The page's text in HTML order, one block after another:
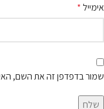
אימייל*
שמור בדפדפן זה את השם,